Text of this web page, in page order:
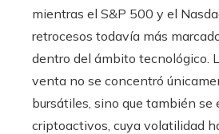
mientras el S&P 500 y el
retrocesos todavía más
dentro del ámbito tecnológico.
venta no se concentró
bursátiles, sino que también se
criptoactivos, cuya volatilidad